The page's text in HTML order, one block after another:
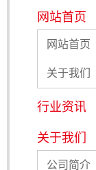
网站首页
网站首页
关于我们
行业资讯
关于我们
公司简介